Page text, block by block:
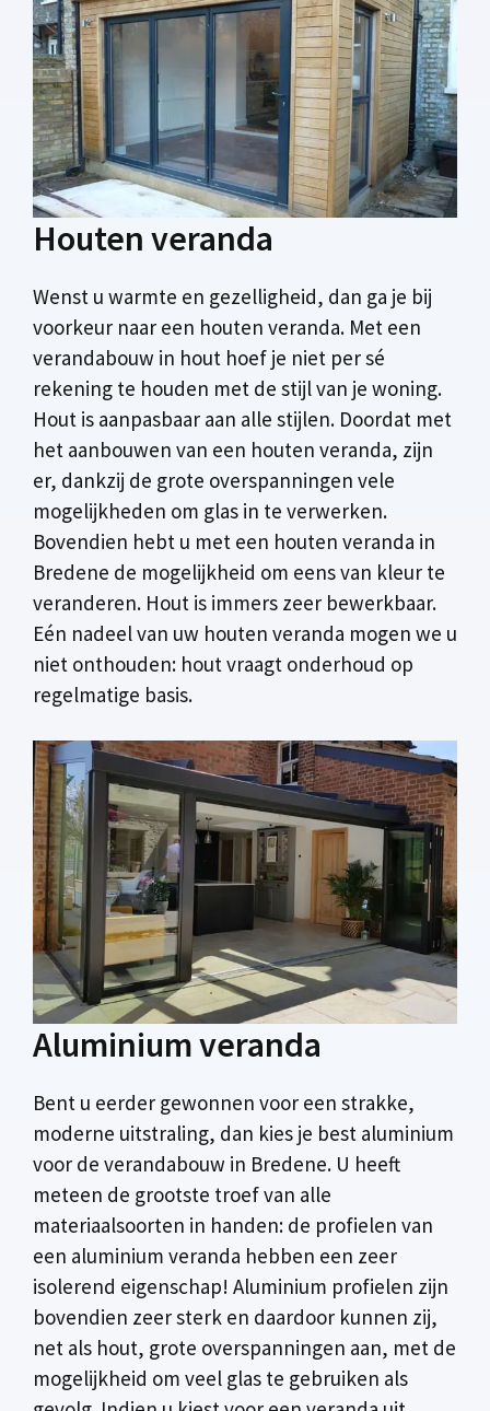
Houten veranda
Wenst u warmte en gezelligheid, dan ga je bij
voorkeur naar een houten veranda. Met een
verandabouw in hout hoef je niet per sé
rekening te houden met de stijl van je woning.
Hout is aanpasbaar aan alle stijlen. Doordat met
het aanbouwen van een houten veranda, zijn
er, dankzij de grote overspanningen vele
mogelijkheden om glas in te verwerken.
Bovendien hebt u met een houten veranda in
Bredene de mogelijkheid om eens van kleur te
veranderen. Hout is immers zeer bewerkbaar.
Eén nadeel van uw houten veranda mogen we u
niet onthouden: hout vraagt onderhoud op
regelmatige basis.
Aluminium veranda
Bent u eerder gewonnen voor een strakke,
moderne uitstraling, dan kies je best aluminium
voor de verandabouw in Bredene. U heeft
meteen de grootste troef van alle
materiaalsoorten in handen: de profielen van
een aluminium veranda hebben een zeer
isolerend eigenschap! Aluminium profielen zijn
bovendien zeer sterk en daardoor kunnen zij,
net als hout, grote overspanningen aan, met de
mogelijkheid om veel glas te gebruiken als